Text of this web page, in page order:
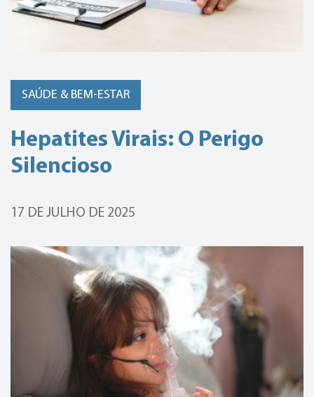
SAÚDE & BEM-ESTAR
Hepatites Virais: O Perigo
Silencioso
17 DE JULHO DE 2025